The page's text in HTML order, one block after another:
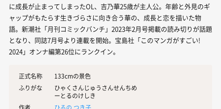
に成長が止まってしまったOL、吉乃華25歳が主人公。年齢と外見のギ
ャップがもたらす生きづらさに向き合う華の、成長と恋を描いた物
語。新潮社「月刊コミックバンチ」2023年2月号掲載の読み切りが話題
となり、同誌7月号より連載を開始。宝島社「このマンガがすごい!
2024」オンナ編第26位にランクイン。
正式名称
133cmの景色
ふりがな
ひゃくさんじゅうさんせんちめ
ーとるのけしき